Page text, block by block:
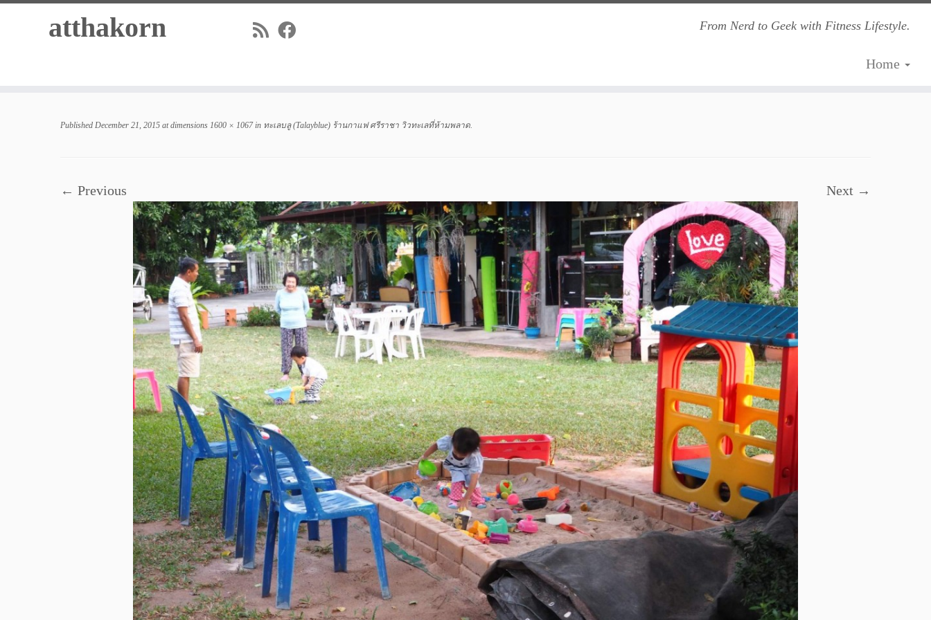
atthakorn From Nerd to Geek with Fitness Lifestyle.
Home
Published December 21, 2015 at dimensions 1600 × 1067in ทะเลบลู (Talayblue) ร้านกาแฟ ศรีราชา วิวทะเลที่ห้ามพลาด.
← Previous Next →